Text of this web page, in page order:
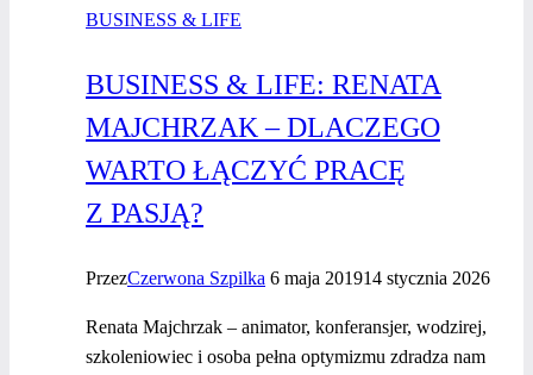
BUSINESS & LIFE
BUSINESS & LIFE: RENATA
MAJCHRZAK – DLACZEGO
WARTO ŁĄCZYĆ PRACĘ
Z PASJĄ?
PrzezCzerwona Szpilka 6 maja 201914 stycznia 2026
Renata Majchrzak – animator, konferansjer, wodzirej,
szkoleniowiec i osoba pełna optymizmu zdradza nam